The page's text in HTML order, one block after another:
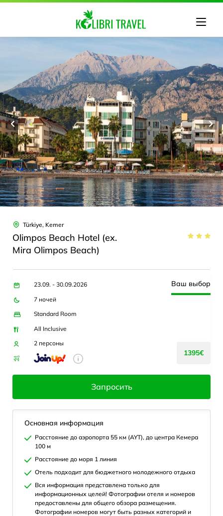
Türkiye, Kemer
Olimpos Beach Hotel (ex.
Mira Olimpos Beach)
23.09. - 30.09.2026
7 ночей
Standard Room
All Inclusive
2 персоны
Ваш выбор
1395€
Запросить
Основная информация
Расстояние до аэропорта 55 км (AYT), до центра Кемера
100 м
Расстояние до моря 1 линия
Отель подходит для бюджетного молодежного отдыха
Вся информация представлена только для
информационных целей! Фотографии отеля и номеров
предоставлены для общего обзора размещения.
Фотографии номеров могут быть разных категорий и